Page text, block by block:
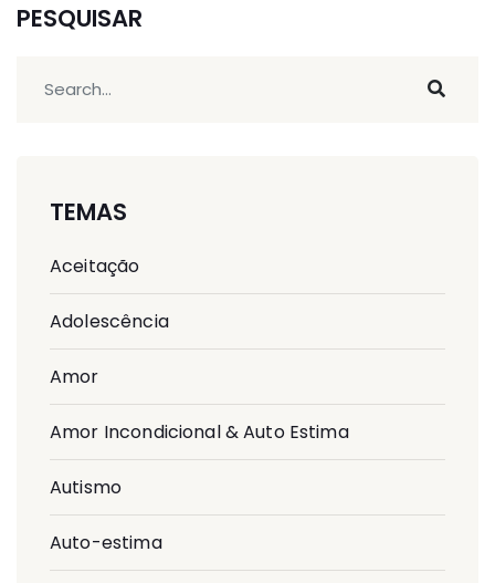
PESQUISAR
TEMAS
Aceitação
Adolescência
Amor
Amor Incondicional & Auto Estima
Autismo
Auto-estima